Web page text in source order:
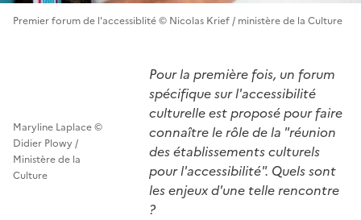
Premier forum de l'accessiblité © Nicolas Krief / ministère de la Culture
Maryline Laplace ©
Didier Plowy /
Ministère de la
Culture
Pour la première fois, un forum
spécifique sur l'accessibilité
culturelle est proposé pour faire
connaître le rôle de la "réunion
des établissements culturels
pour l'accessibilité". Quels sont
les enjeux d'une telle rencontre
?